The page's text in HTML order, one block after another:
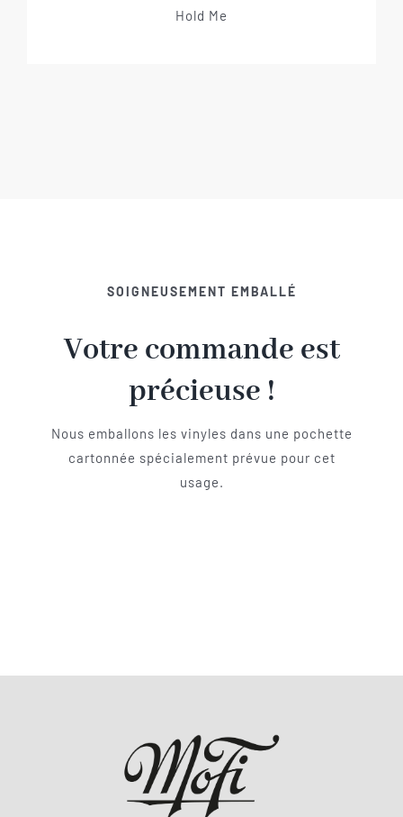
Hold Me
SOIGNEUSEMENT EMBALLÉ
Votre commande est
précieuse !
Nous emballons les vinyles dans une pochette
cartonnée spécialement prévue pour cet
usage.